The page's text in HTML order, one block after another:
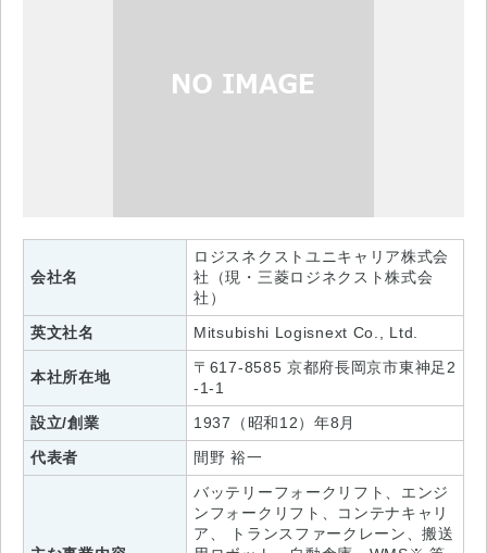
会社名
ロジスネクストユニキャリア株式会
社（現・三菱ロジネクスト株式会
社）
英文社名
Mitsubishi Logisnext Co., Ltd.
本社所在地
〒617-8585 京都府長岡京市東神足2
-1-1
設立/創業
1937（昭和12）年8月
代表者
間野 裕一
バッテリーフォークリフト、エンジ
ンフォークリフト、コンテナキャリ
ア、 トランスファークレーン、搬送